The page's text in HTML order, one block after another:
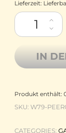
Lieferzeit:
Sandnes Garn
IN
Produkt enthält:
SKU: W79-
CATEGORIES: